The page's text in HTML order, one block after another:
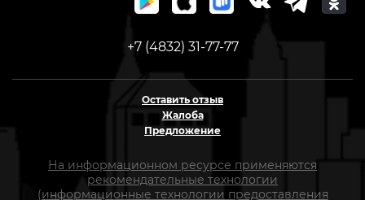
+7 (4832) 31-77-77
Оставить отзыв
Жалоба
Предложение
На информационном ресурсе применяются
рекомендательные технологии
(информационные технологии предоставления